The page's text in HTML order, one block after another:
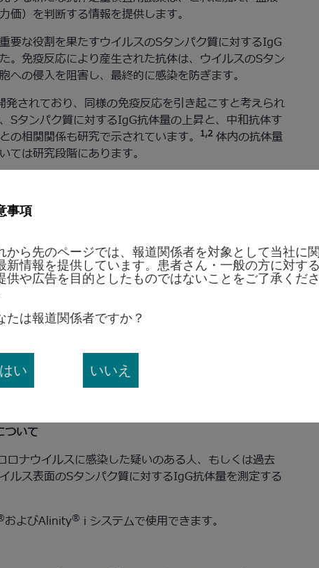
）を判断する情報を提供します。
要な役割を果たすウイルスのSタンパク質に対するIgG
。免疫反応により産生された抗体は、ウイルスのSタン
の侵入を阻害し、最終的に感染を防ぎます。
されており、同様の免疫反応を引き起こすと考えられ
Sタンパク質に対するIgG抗体量の上昇と、中和抗体す
相関関係も研究で示されています。
1,2体内の抗体量
ては研究段階にあります。
以下の点で研究に役立つ可能性があります。
タリングします。また、免疫反応が持続する期間を評
な免疫反応によるものなのか、ワクチンによる免疫反
して検討されている回復期の患者さんから提供される
。
感染症に立ち向かっている世界の医療現場をサポー
の検査用試薬です。グローバルにおけるアボットの新
伝子検査、抗原検査、血清学的検査などが含まれて
査やポイントオブケアで行われる迅速検査などがあ
療従事者がウイルスを検出する上で役立てられてい
ついて
ナウイルスに感染した疑いのある人、もしくは過去
ルス表面のSタンパク質に対するIgG抗体量を測定する
およびAlinity® i システムで使用できます。
事項
から先のページでは、報道関係者を対象として当社に
新情報を提供しています。患者さん・一般の方に対す
供や広告を目的としたものではないことをご了承くださ
たは報道関係者ですか？
はい いいえ